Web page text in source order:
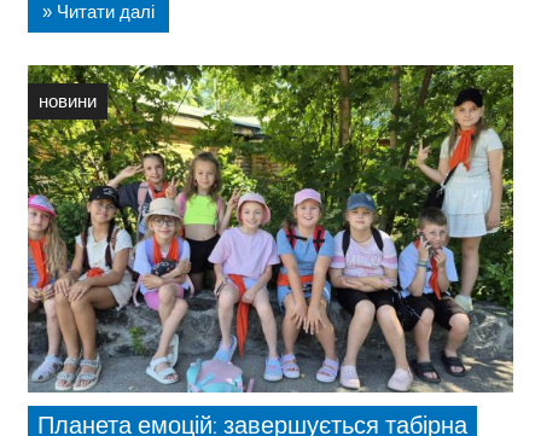
» Читати далі
новини
Планета емоцій: завершується табірна